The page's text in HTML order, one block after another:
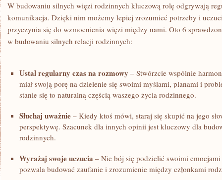
W budowaniu⁣ silnych więzi ⁢rodzinnych kluczową rolę odgrywają
komunikacja.⁤ Dzięki nim możemy lepiej zrozumieć potrzeby i⁢
przyczynia ⁣się do wzmocnienia więzi między nami. Oto 6
w ⁢budowaniu silnych ⁤relacji rodzinnych:
Ustal⁤ regularny czas na rozmowy – Stwórzcie wspólnie
⁣miał swoją‍ porę ‍na dzielenie się swoimi myślami, planami i
stanie​ się to naturalną częścią waszego życia rodzinnego.
Słuchaj uważnie – Kiedy ktoś mówi, staraj się skupić⁣ na jego
perspektywę. Szacunek dla innych opinii ‌jest kluczowy ‌dla
rodzinnych.
Wyrażaj ⁤swoje uczucia – Nie‌ bój się ⁢podzielić swoimi
⁤pozwala budować zaufanie i zrozumienie między członkami